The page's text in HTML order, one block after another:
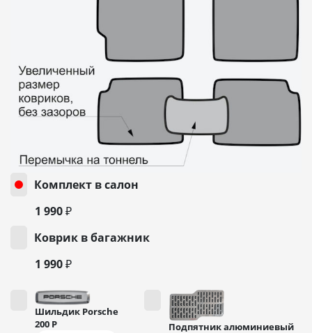
Комплект в салон
1 990 ₽
Коврик в багажник
1 990 ₽
Шильдик Porsche
200 Р Подпятник алюминиевый